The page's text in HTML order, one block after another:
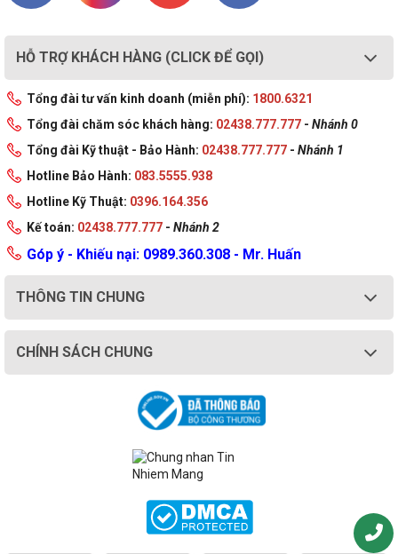
HỖ TRỢ KHÁCH HÀNG (CLICK ĐỂ GỌI)
Tổng đài tư vấn kinh doanh (miễn phí): 1800.6321
Tổng đài chăm sóc khách hàng: 02438.777.777 - Nhánh 0
Tổng đài Kỹ thuật - Bảo Hành: 02438.777.777 - Nhánh 1
Hotline Bảo Hành: 083.5555.938
Hotline Kỹ Thuật: 0396.164.356
Kế toán: 02438.777.777 - Nhánh 2
Góp ý - Khiếu nại: 0989.360.308 - Mr. Huấn
THÔNG TIN CHUNG
CHÍNH SÁCH CHUNG